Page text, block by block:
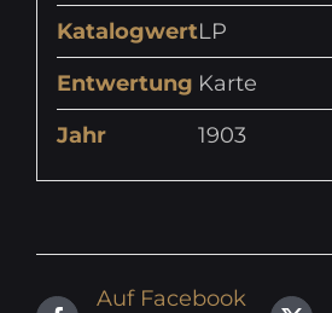
KatalogwertLP
Entwertung Karte
Jahr
1903
Auf Facebook